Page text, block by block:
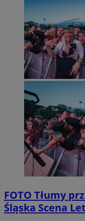
FOTO Tłumy
Śląska Scena